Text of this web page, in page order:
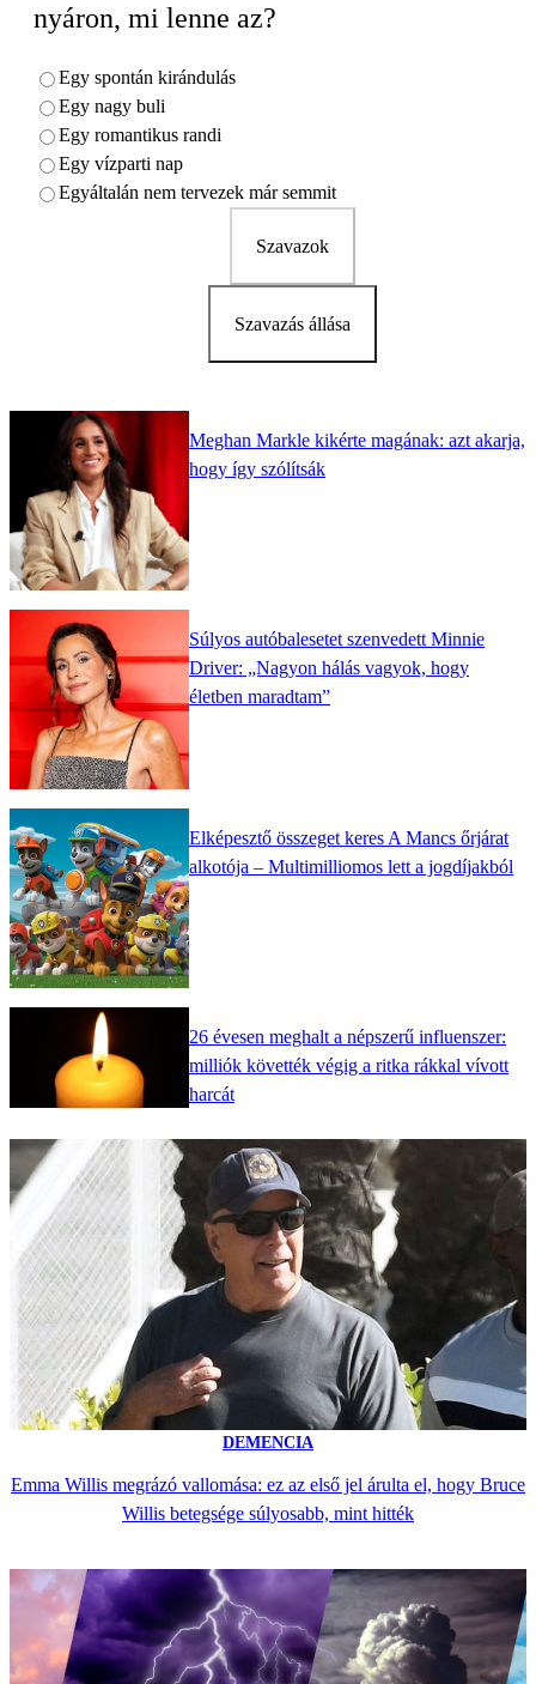
nyáron, mi lenne az?
Egy spontán kirándulás
Egy nagy buli
Egy romantikus randi
Egy vízparti nap
Egyáltalán nem tervezek már semmit
Szavazok
Szavazás állása
Meghan Markle kikérte magának: azt akarja,
hogy így szólítsák
Súlyos autóbalesetet szenvedett Minnie
Driver: „Nagyon hálás vagyok, hogy
életben maradtam”
Elképesztő összeget keres A Mancs őrjárat
alkotója – Multimilliomos lett a jogdíjakból
26 évesen meghalt a népszerű influenszer:
milliók követték végig a ritka rákkal vívott
harcát
DEMENCIA
Emma Willis megrázó vallomása: ez az első jel árulta el, hogy Bruce
Willis betegsége súlyosabb, mint hitték